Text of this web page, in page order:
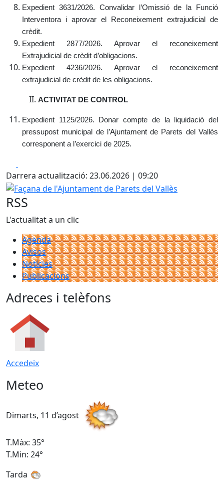
Expedient 3631/2026. Convalidar l’Omissió de la Funció
Interventora i aprovar el Reconeixement extrajudicial de
crèdit.
Expedient 2877/2026. Aprovar el reconeixement
Extrajudicial de crèdit d’obligacions.
Expedient 4236/2026. Aprovar el reconeixement
extrajudicial de crèdit de les obligacions.
ACTIVITAT DE CONTROL
Expedient 1125/2026. Donar compte de la liquidació del
pressupost municipal de l’Ajuntament de Parets del Vallès
corresponent a l’exercici de 2025.
Darrera actualització: 23.06.2026 | 09:20
Façana de l'Ajuntament de Parets del Vallès
RSS
L'actualitat a un clic
Agenda
Avisos
Notícies
Publicacions
Adreces i telèfons
Accedeix
Meteo
Dimarts, 11 d’agost
T.Màx: 35°
T.Min: 24°
Tarda